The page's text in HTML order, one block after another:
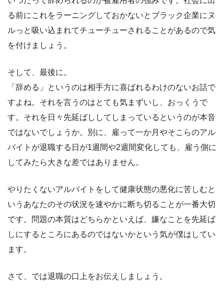
る前にこれをラーニングしておかないとブラック企業にヌ
ルっと吸い込まれてチューチューされることがあるので気
を付けましょう。
そして、最後に。
「辞める」というのは相手方に喜ばれるわけのないお話で
すよね。それを言うのはとても気まずいし、おっくうで
す。それを日々先延ばししてしまっているというのが本音
ではないでしょうか。別に、雇って一か月やそこらのアル
バイトが退職する日が1週間や2週間変化しても、雇う側に
してみたら大きな差ではありません。
やりたくないアルバイトをして健康状態の悪化に苦しむと
いうあなたのその状況を速やかに断ち切ることが一番大切
です。問題の本質はどちらかといえば、嫌なことを先延ば
しにするところにあるのではないかという気が僕はしてい
ます。
さて、では退職の口上をお伝えしましょう。